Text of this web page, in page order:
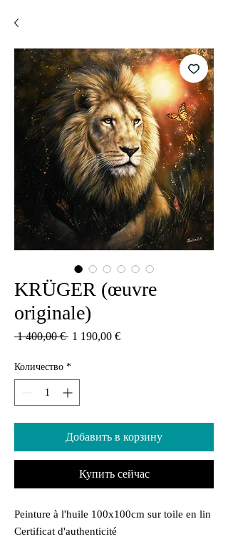
KRÜGER (œuvre
originale)
1 400,00 € Обычная
1 190,00 €Спеццена
Количество *
Добавить в корзину
Купить сейчас
Peinture à l'huile 100x100cm sur toile en lin
Certificat d'authenticité